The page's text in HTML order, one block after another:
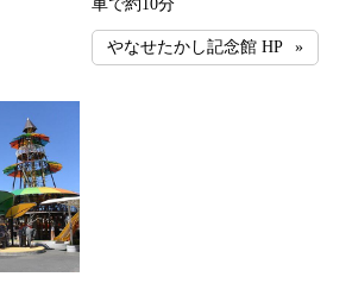
車で約10分
やなせたかし記念館 HP